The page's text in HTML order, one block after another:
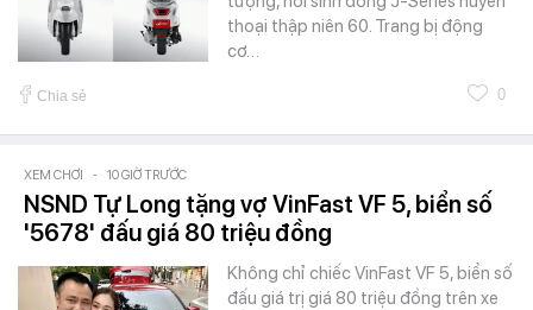
thoại thập niên 60. Trang bị động
cơ…
Chia sẻ 0
XEM CHƠI - 10 GIỜ TRƯỚC
NSND Tự Long tặng vợ VinFast VF 5, biển số
'5678' đấu giá 80 triệu đồng
Không chỉ chiếc VinFast VF 5, biển số
đấu giá trị giá 80 triệu đồng trên xe